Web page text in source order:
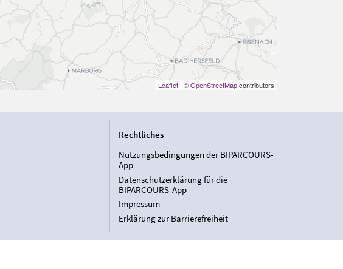
Leaflet| ©OpenStreetMapcontributors
Rechtliches
Nutzungsbedingungen der BIPARCOURS-
App
Datenschutzerklärung für die
BIPARCOURS-App
Impressum
Erklärung zur Barrierefreiheit